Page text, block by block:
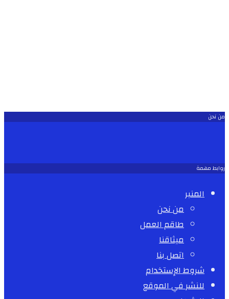
من نحن
روابط مهمة
المنبر
من نحن
طاقم العمل
ميثاقنا
اتصل بنا
شروط الإستخدام
للنشر في الموقع